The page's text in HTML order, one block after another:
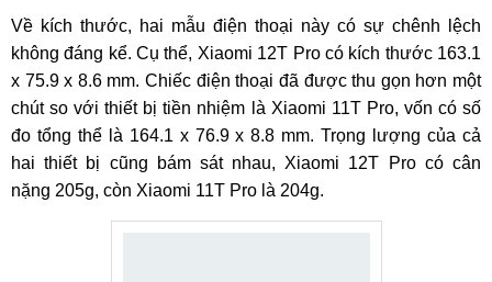
Về kích thước, hai mẫu điện thoại này có sự chênh lệch
không đáng kể. Cụ thể, Xiaomi 12T Pro có kích thước 163.1
x 75.9 x 8.6 mm. Chiếc điện thoại đã được thu gọn hơn một
chút so với thiết bị tiền nhiệm là Xiaomi 11T Pro, vốn có số
đo tổng thể là 164.1 x 76.9 x 8.8 mm. Trọng lượng của cả
hai thiết bị cũng bám sát nhau, Xiaomi 12T Pro có cân
nặng 205g, còn Xiaomi 11T Pro là 204g.